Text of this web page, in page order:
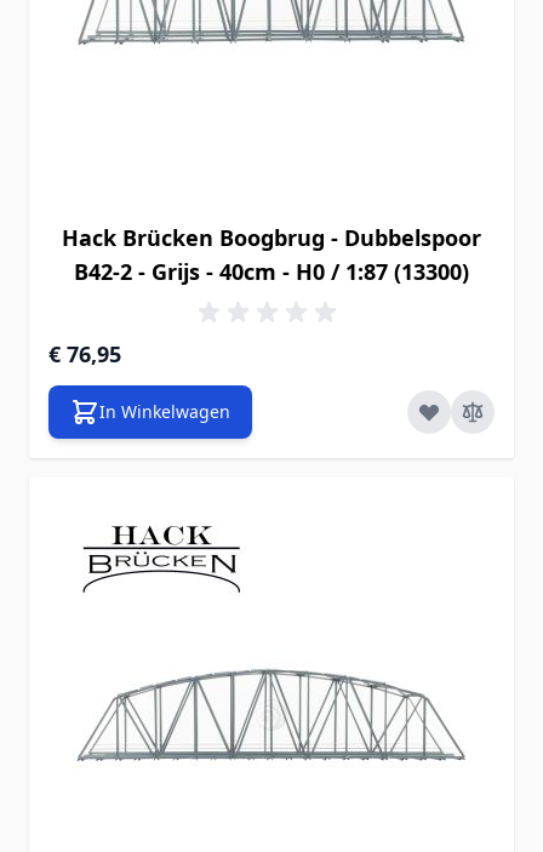
Hack Brücken Boogbrug - Dubbelspoor
B42-2 - Grijs - 40cm - H0 / 1:87 (13300)
€ 76,95
In Winkelwagen